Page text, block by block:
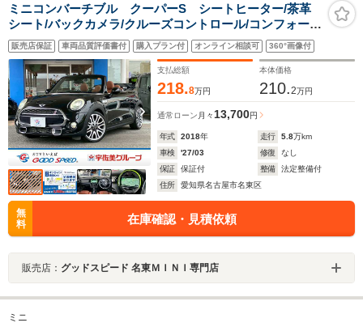
ミニコンバーチブル クーパーS シートヒーター/茶革
シート/バックカメラ/クルーズコントロール/コンフォート
アクセス/ミラーETC/アイドリングストップ/純正18インチ
アルミ/プッシュスタート/純正HDDナビ/ステアリングリ
モコン/横滑り防止
販売店保証 車両品質評価書付 購入プラン付 オンライン相談可 360°画像付
支払総額
218.8万円
本体価格
210.2万円
通常ローン 月々 13,700円
年式 2018年 走行 5.8万km
車検
'27/03 修復
なし
保証
保証付 整備
法定整備付
住所
愛知県名古屋市名東区
無
料
在庫確認・見積依頼
販売店： グッドスピード 名東ＭＩＮＩ専門店
ミニ